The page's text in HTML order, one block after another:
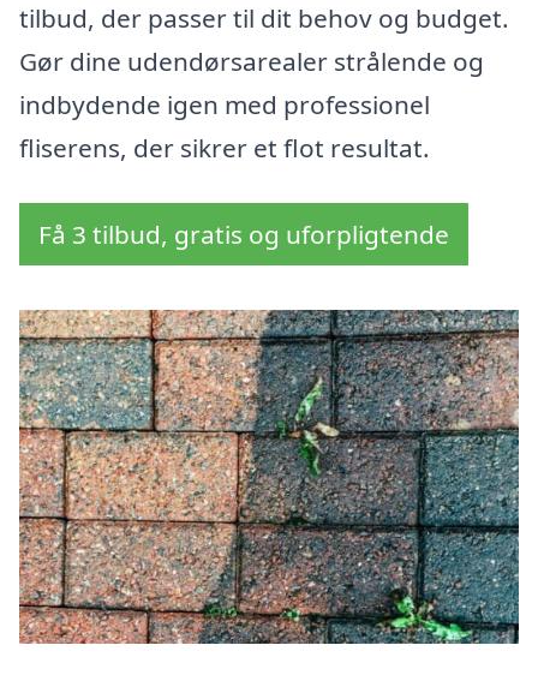
tilbud, der passer til dit behov og budget.
Gør dine udendørsarealer strålende og
indbydende igen med professionel
fliserens, der sikrer et flot resultat.
Få 3 tilbud, gratis og uforpligtende